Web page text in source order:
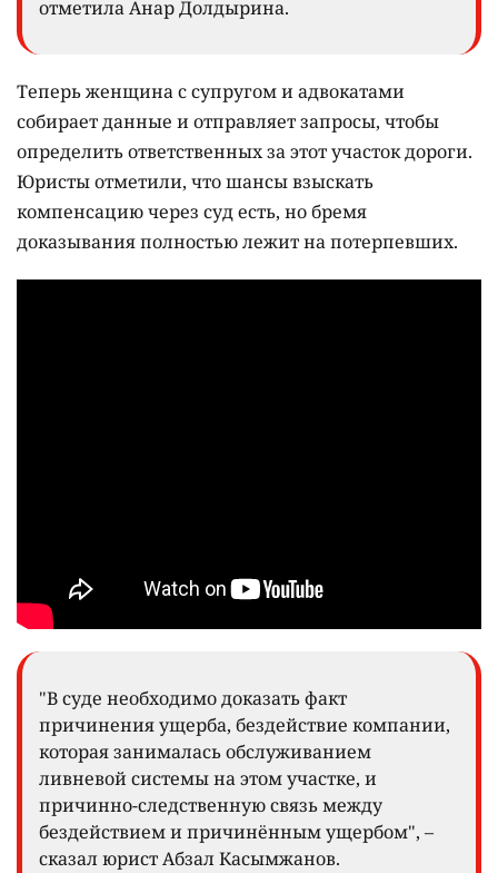
отметила Анар Долдырина.
Теперь женщина с супругом и адвокатами
собирает данные и отправляет запросы, чтобы
определить ответственных за этот участок дороги.
Юристы отметили, что шансы взыскать
компенсацию через суд есть, но бремя
доказывания полностью лежит на потерпевших.
"В суде необходимо доказать факт
причинения ущерба, бездействие компании,
которая занималась обслуживанием
ливневой системы на этом участке, и
причинно-следственную связь между
бездействием и причинённым ущербом", –
сказал юрист Абзал Касымжанов.